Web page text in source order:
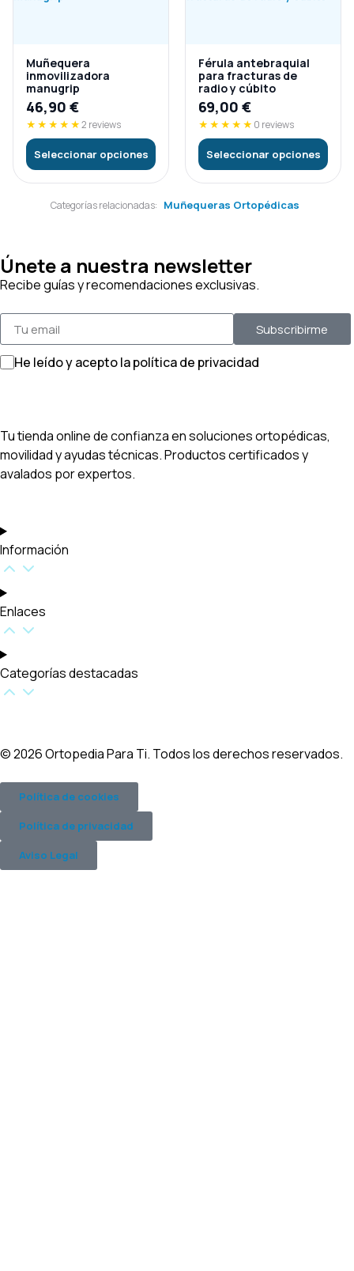
Muñequera
inmovilizadora
manugrip
46,90 €
★★★★★2 reviews
Seleccionar opciones
Férula antebraquial
para fracturas de
radio y cúbito
69,00 €
★★★★★ 0 reviews
Seleccionar opciones
Categorías relacionadas: Muñequeras Ortopédicas
Únete a nuestra newsletter
Recibe guías y recomendaciones exclusivas.
He leído y acepto la política de privacidad
Subscribirme
Tu tienda online de confianza en soluciones ortopédicas,
movilidad y ayudas técnicas. Productos certificados y
avalados por expertos.
Información
Enlaces
Categorías destacadas​
© 2026 Ortopedia Para Ti. Todos los derechos reservados.
Política de cookies
Política de privacidad
Aviso Legal